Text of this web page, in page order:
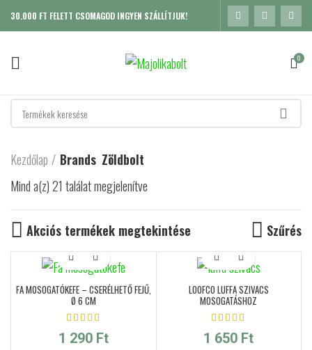
30.000 FT FELETT CSOMAGOD INGYEN SZÁLLÍTJUK!
0
Kezdőlap Brands Zöldbolt
Mind a(z) 21 találat megjelenítve
Akciós termékek megtekintése Szűrés
FA MOSOGATÓKEFE – CSERÉLHETŐ FEJŰ,
Ø 6 CM
1 290 Ft
LOOFCO LUFFA SZIVACS
MOSOGATÁSHOZ
1 650 Ft